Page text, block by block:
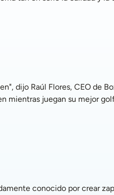
mientras juegan su mejor